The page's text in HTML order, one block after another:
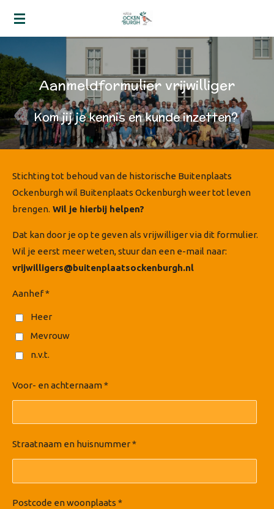
Ga
de
hoofdinhoudAanmeldformulier vrijwilliger
Kom jij je kennis en kunde inzetten?
Stichting tot behoud van de historische Buitenplaats
Ockenburgh wil Buitenplaats Ockenburgh weer tot leven
brengen. Wil je hierbij helpen?
Dat kan door je op te geven als vrijwilliger via dit formulier.
Wil je eerst meer weten, stuur dan een e-mail naar:
vrijwilligers@buitenplaatsockenburgh.nl
Aanhef *
Heer
Mevrouw
n.v.t.
Voor- en achternaam *
Straatnaam en huisnummer *
Postcode en woonplaats *